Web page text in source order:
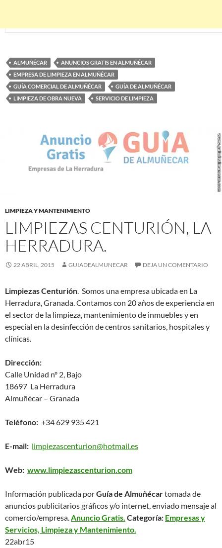
ALMUÑÉCAR
ANUNCIOS GRATIS EN ALMUÑÉCAR
EMPRESA DE LIMPIEZA EN ALMUÑÉCAR
GUÍA COMERCIAL DE ALMUÑÉCAR
GUÍA DE ALMUÑÉCAR
LIMPIEZA DE OBRA NUEVA
SERVICIO DE LIMPIEZA
LIMPIEZA Y MANTENIMIENTO
LIMPIEZAS CENTURIÓN, LA
HERRADURA.
22 ABRIL, 2015 GUIADEALMUNECAR DEJA UN COMENTARIO
Limpiezas Centurión. Somos una empresa ubicada en La
Herradura, Granada. Contamos con 20 años de experiencia en
el sector de la limpieza, mantenimiento de inmuebles y en
especial en la desinfección de centros sanitarios, hospitales y
clínicas.
Dirección:
Calle Unidad nº 2, Bajo
18697 La Herradura
Almuñécar – Granada
Teléfono: +34 629 935 421
E-mail: limpiezascenturion@hotmail.es
Web: www.limpiezascenturion.com
Información publicada porGuía de Almuñécartomada de
anuncios publicitarios gráficos y/o internet, enviado mensaje al
comercio/empresa.Anuncio Gratis. Categoría: Empresas y
Servicios, Limpieza y Mantenimiento.
22abr15